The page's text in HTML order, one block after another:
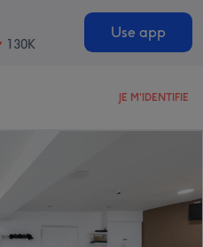
130K
Use app
JE M'IDENTIFIE